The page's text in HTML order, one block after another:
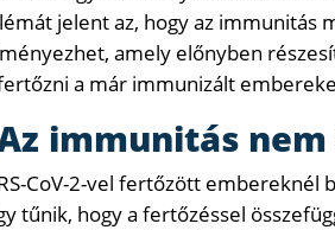
jelent az, hogy az immunitás
amely előnyben
a már immunizált
immunitás
CoV-2-vel fertőzött embereknél
tűnik, hogy a fertőzéssel